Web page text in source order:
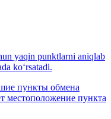
yaqin punktlarni aniqlab
ko‘rsatadi.
пункты обмена
пункта